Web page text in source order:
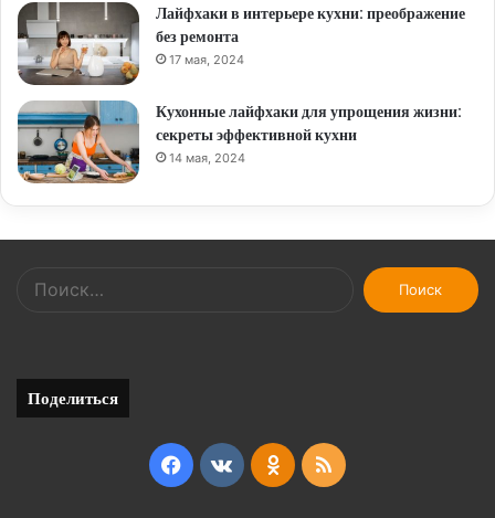
Лайфхаки в интерьере кухни: преображение
без ремонта
17 мая, 2024
Кухонные лайфхаки для упрощения жизни:
секреты эффективной кухни
14 мая, 2024
Найти:
Поделиться
Facebook
vk.comOdnoklassniki
RSS